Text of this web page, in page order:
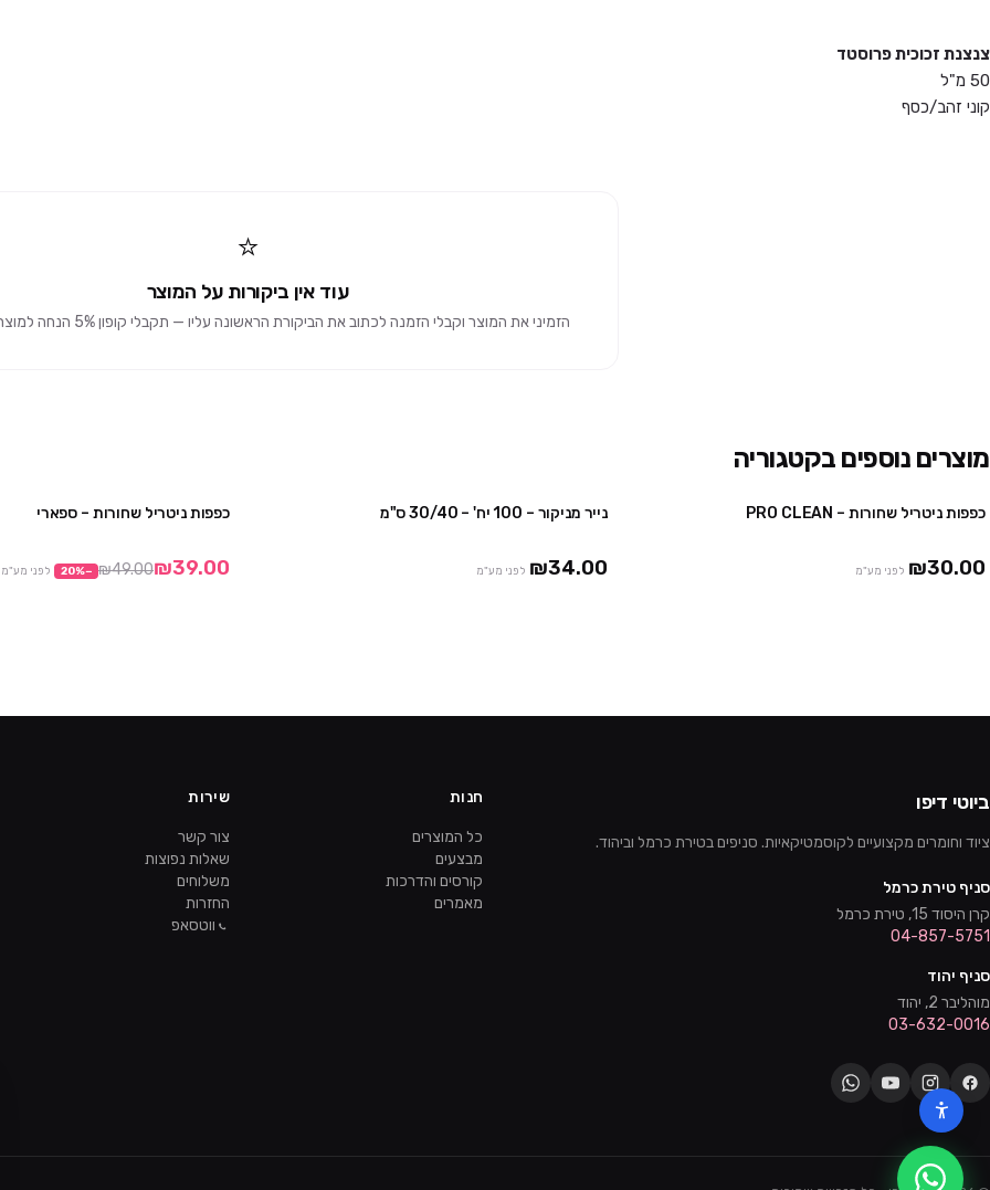
צנצנת זכוכית פרוסטד
50 מ"ל
קוני זהב/כסף
⭐
עוד אין ביקורות על המוצר
הזמיני את המוצר וקבלי הזמנה לכתוב את הביקורת הראשונה עליו — תקבלי קופון 5% הנחה למוצרים הבאים 🎁
מוצרים נוספים בקטגוריה
כפפות ניטריל שחורות – PRO CLEAN
₪30.00 לפני מע"מ
נייר מניקור – 100 יח' – 30/40 ס"מ
₪34.00 לפני מע"מ
כפפות ניטריל שחורות – ספארי
₪39.00
₪49.00
−
20% לפני מע"מ
ביוטי דיפו
ציוד וחומרים מקצועיים לקוסמטיקאיות. סניפים בטירת כרמל וביהוד.
סניף טירת כרמל
קרן היסוד 15, טירת כרמל
04-857-5751
סניף יהוד
מוהליבר 2, יהוד
03-632-0016
חנות
כל המוצרים
מבצעים
קורסים והדרכות
מאמרים
שירות
צור קשר
שאלות נפוצות
משלוחים
החזרות
ווטסאפ